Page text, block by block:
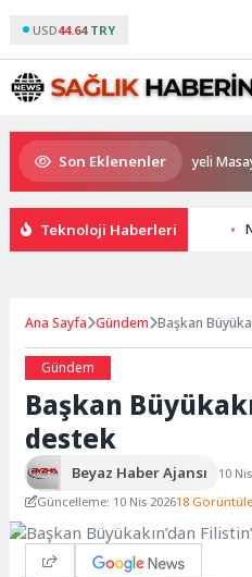
USD44.64 TRY
Son Eklenenler
Geleceği ve Yatırım Potansiyeli Masaya
Teknoloji Haberleri
Ana Sayfa Gündem Başkan
Gündem
Başkan
destek
Beyaz Haber Ajansı
10
Güncelleme: 10 Nis 202618